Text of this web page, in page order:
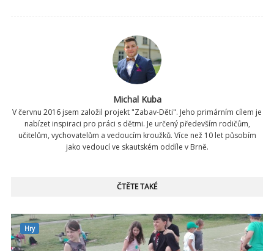
Michal Kuba
V červnu 2016 jsem založil projekt "Zabav-Děti". Jeho primárním cílem je
nabízet inspiraci pro práci s dětmi. Je určený především rodičům,
učitelům, vychovatelům a vedoucím kroužků. Více než 10 let působím
jako vedoucí ve skautském oddíle v Brně.
ČTĚTE TAKÉ
Hry